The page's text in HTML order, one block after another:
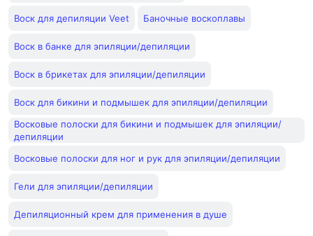
Воск для депиляции Veet Баночные воскоплавы
Воск в банке для эпиляции/депиляции
Воск в брикетах для эпиляции/депиляции
Воск для бикини и подмышек для эпиляции/депиляции
Восковые полоски для бикини и подмышек для эпиляции/
депиляции
Восковые полоски для ног и рук для эпиляции/депиляции
Гели для эпиляции/депиляции
Депиляционный крем для применения в душе